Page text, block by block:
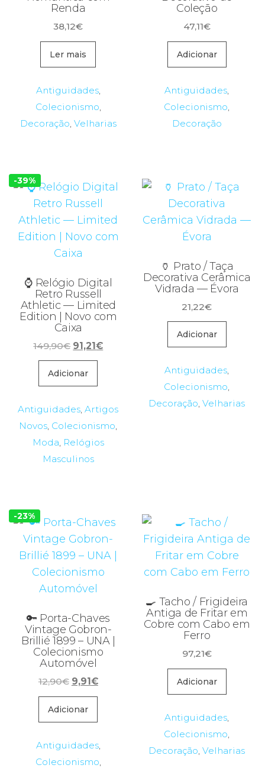
Renda
38,12€
Ler mais
Antiguidades,
Colecionismo
Decoração Velharias
Coleção
47,11€
Adicionar
Antiguidades
Colecionismo
Decoração
-39%
⌚ Relógio Digital
Retro Russell
Athletic — Limited
Edition | Novo com
Caixa
149,90€ O
preço
original
era:
91,21€O
Adicionar
Antiguidades,Artigos
Novos, Colecionismo,
Moda, Relógios
Masculinos
🏺 Prato / Taça
Decorativa Cerâmica
Vidrada — Évora
21,22€
Adicionar
Antiguidades,
Colecionismo,
Decoração,Velharias
-23%
🔑 Porta-Chaves
Vintage Gobron-
Brillié 1899 – UNA |
Colecionismo
Automóvel
12,90€ O
preço
original
era:
9,91€O
preço
é:
Adicionar
Antiguidades,
Colecionismo,
🍳 Tacho / Frigideira
Antiga de Fritar em
Cobre com Cabo em
Ferro
97,21€
Adicionar
Antiguidades,
Colecionismo,
Decoração,Velharias